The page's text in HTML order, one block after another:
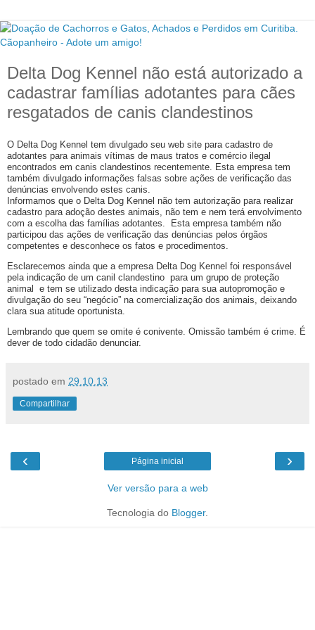
Delta Dog Kennel não está autorizado a
cadastrar famílias adotantes para cães
resgatados de canis clandestinos
O Delta Dog Kennel tem divulgado seu web site para cadastro de
adotantes para animais vítimas de maus tratos e comércio ilegal
encontrados em canis clandestinos recentemente. Esta empresa tem
também divulgado informações falsas sobre ações de verificação das
denúncias envolvendo estes canis.
Informamos que o Delta Dog Kennel não tem autorização para realizar
cadastro para adoção destes animais, não tem e nem terá envolvimento
com a escolha das famílias adotantes. Esta empresa também não
participou das ações de verificação das denúncias pelos órgãos
competentes e desconhece os fatos e procedimentos.
Esclarecemos ainda que a empresa Delta Dog Kennel foi responsável
pela indicação de um canil clandestino para um grupo de proteção
animal e tem se utilizado desta indicação para sua autopromoção e
divulgação do seu “negócio” na comercialização dos animais, deixando
clara sua atitude oportunista.
Lembrando que quem se omite é conivente. Omissão também é crime. É
dever de todo cidadão denunciar.
postado em 29.10.13
Compartilhar
‹ ›
Página inicial
Ver versão para a web
Tecnologia do Blogger.